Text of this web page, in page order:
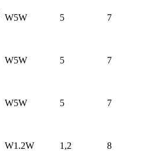
W5W 5 7
W5W 5 7
W5W 5 7
W1.2W 1,2 8